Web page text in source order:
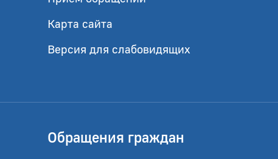
Карта сайта
Версия для слабовидящих
Обращения граждан